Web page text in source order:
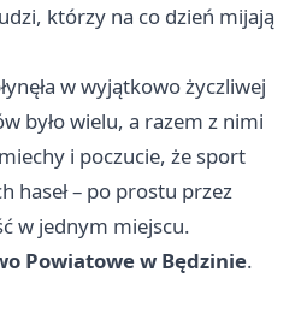
którzy na co dzień mijają
w wyjątkowo życzliwej
było wielu, a razem z nimi
i poczucie, że sport
haseł – po prostu przez
w jednym miejscu.
Powiatowe w Będzinie.